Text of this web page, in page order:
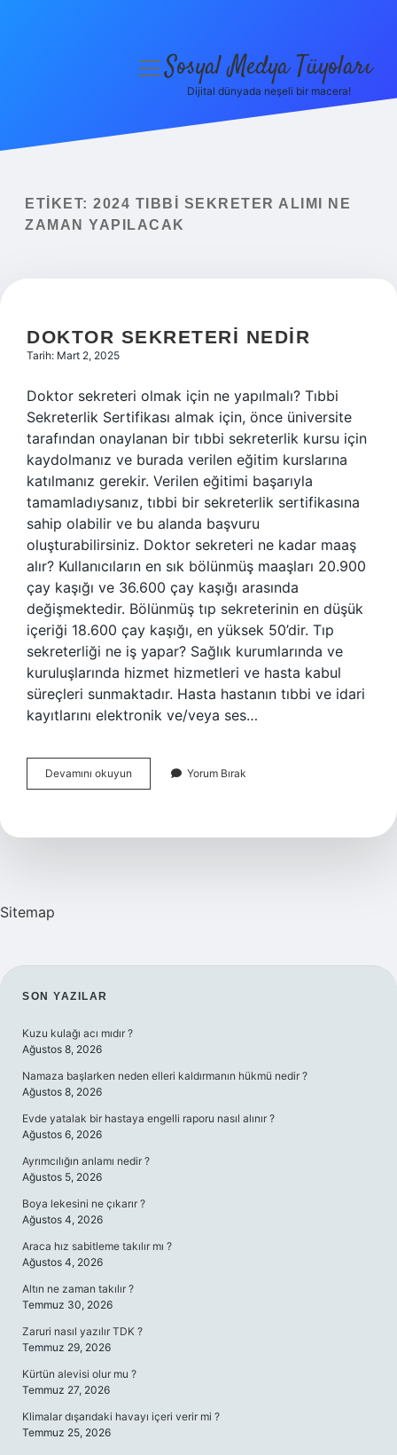
Yasal Uyarı
menüyüSosyal Medya Tüyoları
Dijital dünyada neşeli bir macera!
ETIKET: 2024 TIBBI SEKRETER ALIMI NE
ZAMAN YAPILACAK
DOKTOR SEKRETERI NEDIR
Tarih: Mart 2, 2025
Doktor sekreteri olmak için ne yapılmalı? Tıbbi
Sekreterlik Sertifikası almak için, önce üniversite
tarafından onaylanan bir tıbbi sekreterlik kursu için
kaydolmanız ve burada verilen eğitim kurslarına
katılmanız gerekir. Verilen eğitimi başarıyla
tamamladıysanız, tıbbi bir sekreterlik sertifikasına
sahip olabilir ve bu alanda başvuru
oluşturabilirsiniz. Doktor sekreteri ne kadar maaş
alır? Kullanıcıların en sık bölünmüş maaşları 20.900
çay kaşığı ve 36.600 çay kaşığı arasında
değişmektedir. Bölünmüş tıp sekreterinin en düşük
içeriği 18.600 çay kaşığı, en yüksek 50’dir. Tıp
sekreterliği ne iş yapar? Sağlık kurumlarında ve
kuruluşlarında hizmet hizmetleri ve hasta kabul
süreçleri sunmaktadır. Hasta hastanın tıbbi ve idari
kayıtlarını elektronik ve/veya ses…
Devamını okuyun
Sekreteri
Yorum Bırak
Sitemap
SIDEBAR
SON YAZILAR
Kuzu kulağı acı mıdır ?
Ağustos 8, 2026
Namaza başlarken neden elleri kaldırmanın hükmü nedir ?
Ağustos 8, 2026
Evde yatalak bir hastaya engelli raporu nasıl alınır ?
Ağustos 6, 2026
Ayrımcılığın anlamı nedir ?
Ağustos 5, 2026
Boya lekesini ne çıkarır ?
Ağustos 4, 2026
Araca hız sabitleme takılır mı ?
Ağustos 4, 2026
Altın ne zaman takılır ?
Temmuz 30, 2026
Zaruri nasıl yazılır TDK ?
Temmuz 29, 2026
Kürtün alevisi olur mu ?
Temmuz 27, 2026
Klimalar dışarıdaki havayı içeri verir mi ?
Temmuz 25, 2026